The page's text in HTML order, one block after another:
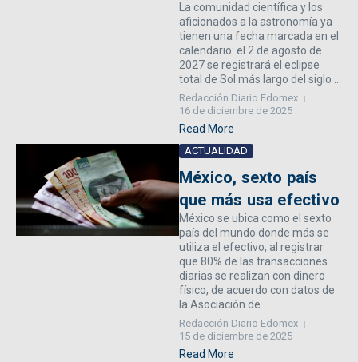
La comunidad científica y los
aficionados a la astronomía ya
tienen una fecha marcada en el
calendario: el 2 de agosto de
2027 se registrará el eclipse
total de Sol más largo del siglo ...
Redacción Diario Edomex
16 de diciembre de 2025
Read More
ACTUALIDAD
México, sexto país
que más usa efectivo
México se ubica como el sexto
país del mundo donde más se
utiliza el efectivo, al registrar
que 80% de las transacciones
diarias se realizan con dinero
físico, de acuerdo con datos de
la Asociación de...
Redacción Diario Edomex
15 de diciembre de 2025
Read More